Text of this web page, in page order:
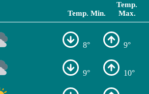
Temp. Min.
Temp.
Max.
8° 9°
9° 10°